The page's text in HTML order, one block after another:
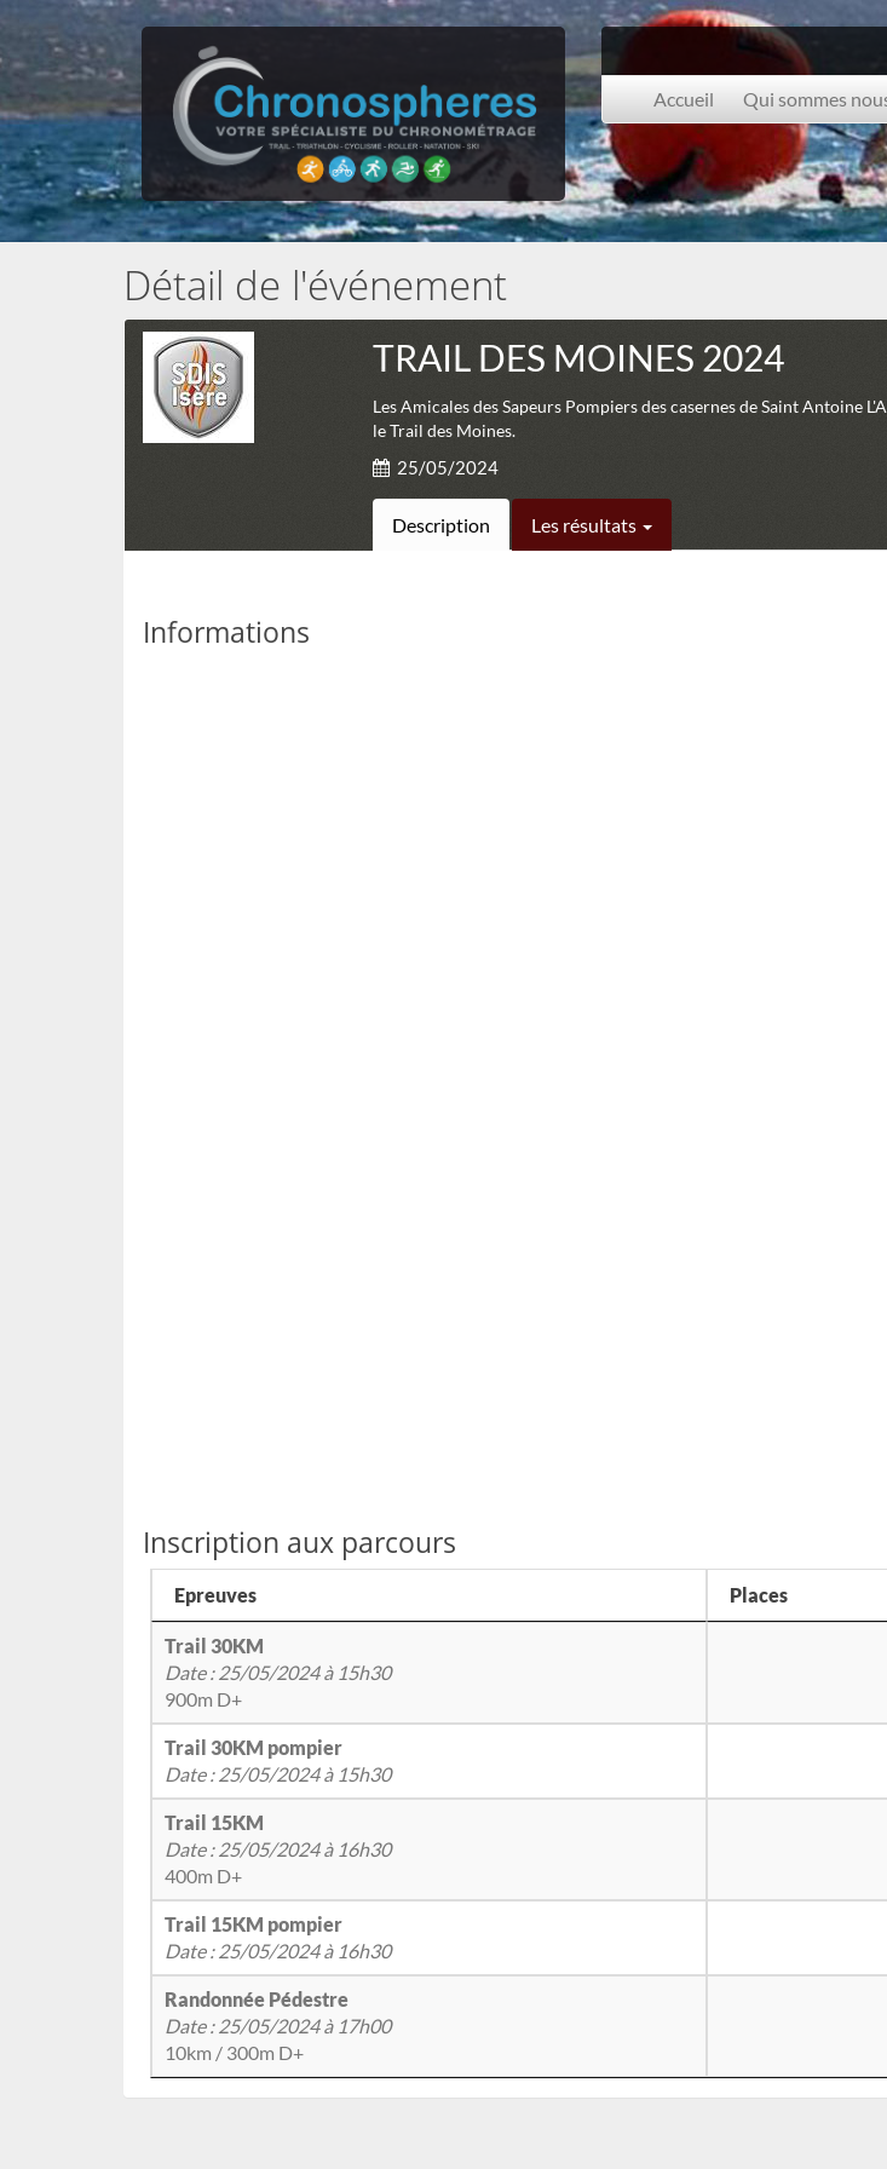
Accueil Qui sommes
Détail de l'événement
TRAIL DES MOINES 2024
Les Amicales des Sapeurs Pompiers des casernes de Saint Antoine
le Trail des Moines.
25/05/2024
Description Les résultats
Informations
Inscription aux parcours
Epreuves Places
Trail 30KM
Date : 25/05/2024 à 15h30
900m D+
Trail 30KM pompier
Date : 25/05/2024 à 15h30
Trail 15KM
Date : 25/05/2024 à 16h30
400m D+
Trail 15KM pompier
Date : 25/05/2024 à 16h30
Randonnée Pédestre
Date : 25/05/2024 à 17h00
10km / 300m D+